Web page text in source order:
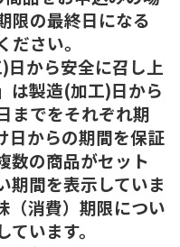
限の最終日になる
さい。
から安全に召し上
は製造(加工)日から
までをそれぞれ期
日からの期間を保証
数の商品がセット
期間を表示していま
（消費）期限につい
います。